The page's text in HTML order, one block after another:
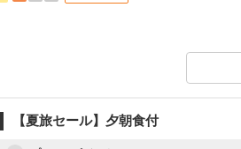
□営業時間：15:00～23:00/翌朝05:00～
添い寝のお子様（小学生）は、現地にて
阿蘇の美しい外輪山のパノラマを一望で
される、和洋の地産地消バイキングです。
シェフが目の前で作るオムレツや、阿蘇の
のフレンチトーストが人気です。
■大浴場のご案内
【夏旅セール】夕朝食付